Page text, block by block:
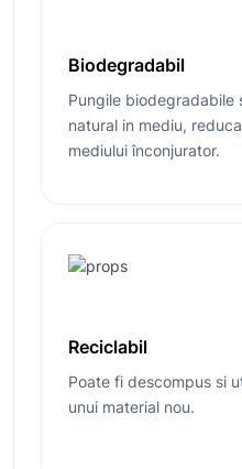
Biodegradabil
Pungile biodegradabile
natural in mediu,
mediului înconjurator.
Reciclabil
Poate fi descompus si
unui material nou.